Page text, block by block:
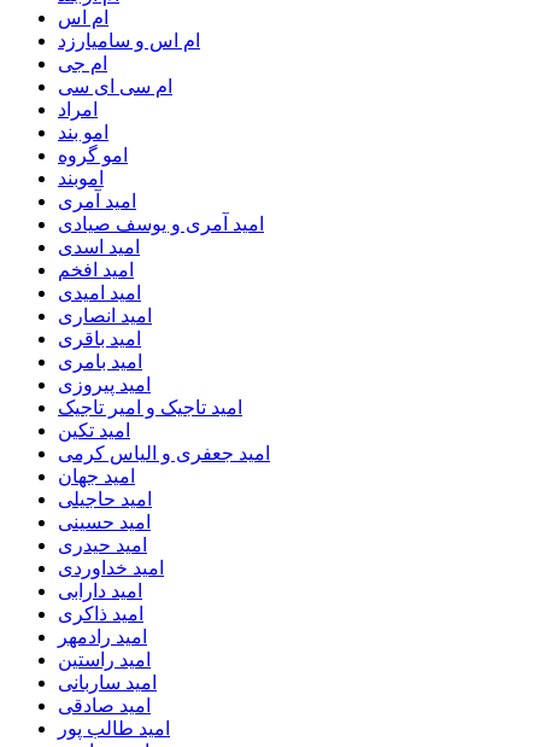
ام اس
ام اس و سامیارزد
ام جی
ام سی ای سی
امراد
امو بند
امو گروه
اموبند
امید آمری
امید آمری و یوسف صیادی
امید اسدی
امید افخم
امید امیدی
امید انصاری
امید باقری
امید بامری
امید پیروزی
امید تاجیک و امیر تاجیک
امید تکین
امید جعفری و الیاس کرمی
امید جهان
امید حاجیلی
امید حسینی
امید حیدری
امید خداوردی
امید دارابی
امید ذاکری
امید رادمهر
امید راستین
امید ساربانی
امید صادقی
امید طالب پور